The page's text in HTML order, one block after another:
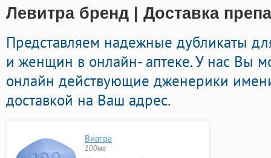
Левитра бренд | Доставка
Представляем надежные дубликаты
и женщин в онлайн- аптеке. У нас Вы
онлайн действующие дженерики
доставкой на Ваш адрес.
Виагра
100мг